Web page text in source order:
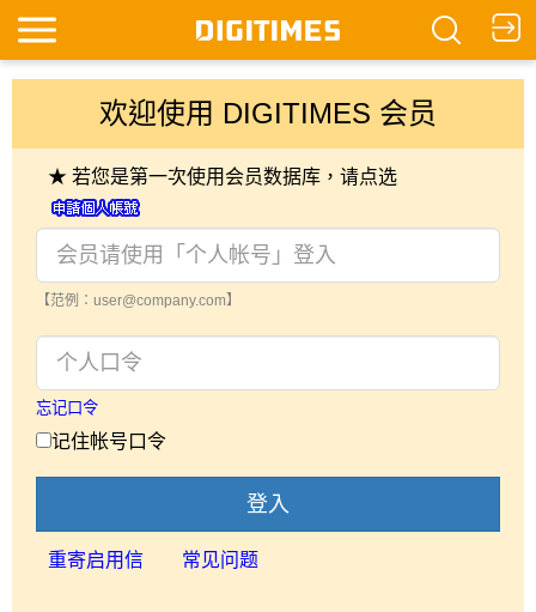
欢迎使用 DIGITIMES 会员
★ 若您是第一次使用会员数据库，请点选
【范例：user@company.com】
忘记口令
记住帐号口令
登入
重寄启用信 常见问题